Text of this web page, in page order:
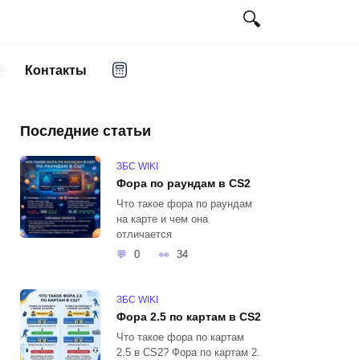
Контакты
Последние статьи
ЗБС WIKI
Фора по раундам в CS2
Что такое фора по раундам
на карте и чем она
отличается
0
34
ЗБС WIKI
Фора 2.5 по картам в CS2
Что такое фора по картам
2.5 в CS2? Фора по картам 2.